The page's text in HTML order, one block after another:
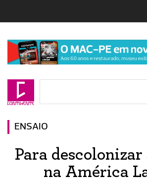
ENSAIO
Para descolonizar
na América